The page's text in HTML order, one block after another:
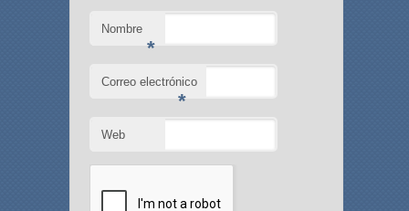
Nombre
*
Correo electrónico
*
Web